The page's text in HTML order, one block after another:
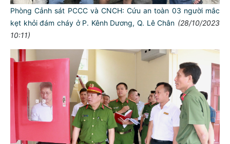
Phòng Cảnh sát PCCC và CNCH: Cứu an toàn 03 người mắc
kẹt khỏi đám cháy ở P. Kênh Dương, Q. Lê Chân (28/10/2023
10:11)